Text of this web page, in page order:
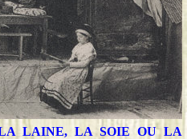
LAINE, LA SOIE OU LA